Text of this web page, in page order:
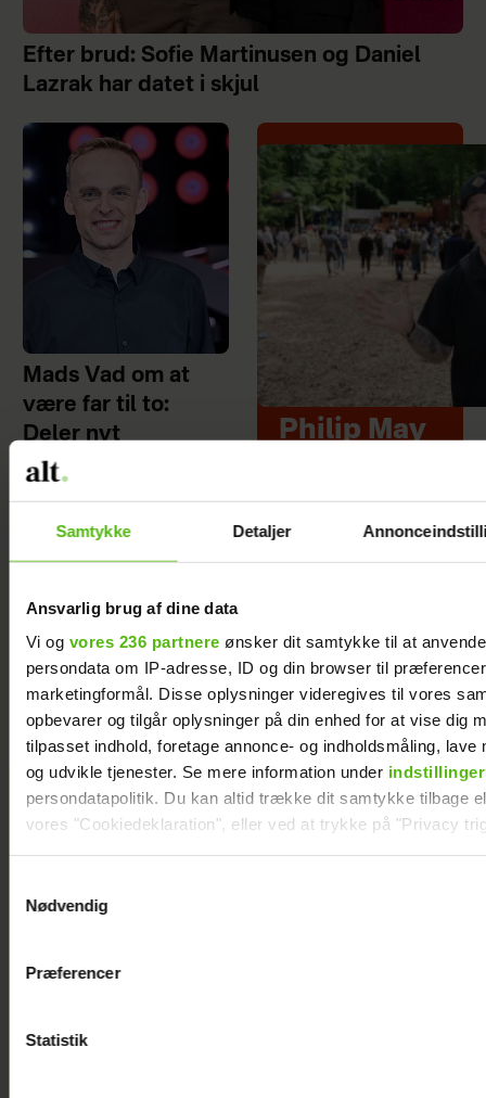
Samtykke Detaljer
Ansvarlig brug af dine data
Vi og vores 236 partnere ønsker dit samtykke til at
persondata om IP-adresse, ID og din browser til
marketingformål. Disse oplysninger videregives til vores
opbevarer og tilgår oplysninger på din enhed for at vise dig
tilpasset indhold, foretage annonce- og indholdsmåling, lave
og udvikle tjenester. Se mere information under indstillinger
persondatapolitik. Du kan altid trække dit samtykke tilbage
vores "Cookiedeklaration", eller ved at trykke på "Privacy
Vi anvender egne cookies og cookies fra tredjeparter til at
generere statistik og huske dine præferencer samt til brug
Nødvendig
Præferencer
Statistik
Efter brud: Sofie Martinusen og Daniel
Lazrak har datet i skjul
Mads Vad om at
være far til to:
Deler nyt
perspektiv på livet
Philip May
for første
ger"